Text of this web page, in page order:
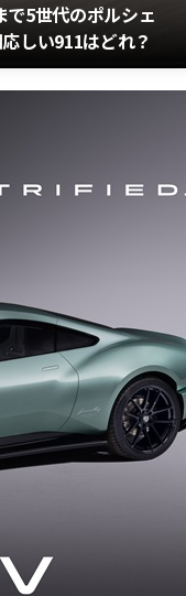
で5世代のポルシェ
しい911はどれ？